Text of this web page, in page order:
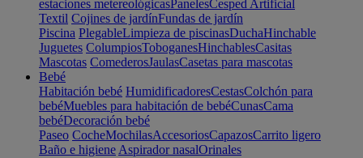
estaciones metereológicasPanelesCesped Artificial
Textil Cojines de jardínFundas de jardín
Piscina PlegableLimpieza de piscinasDuchaHinchable
Juguetes ColumpiosToboganesHinchablesCasitas
Mascotas ComederosJaulasCasetas para mascotas
Bebé
Habitación bebé HumidificadoresCestasColchón para
bebéMuebles para habitación de bebéCunasCama
bebéDecoración bebé
Paseo CocheMochilasAccesoriosCapazosCarrito ligero
Baño e higiene Aspirador nasalOrinales